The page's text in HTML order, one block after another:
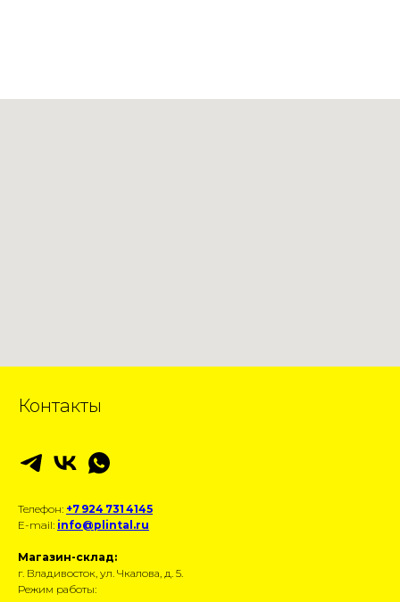
Контакты
Телефон: +7 924 731 4145
E-mail: info@plintal.ru
Магазин-склад:
г. Владивосток, ул. Чкалова, д. 5.
Режим работы: